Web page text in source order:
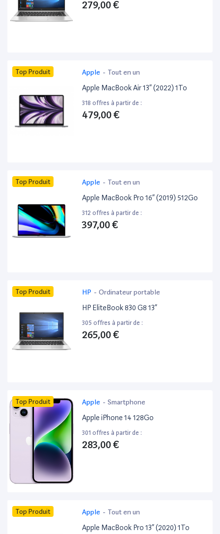
279,00 €
Top Produit Apple - Tout en un
Apple MacBook Air 13” (2022) 1To
318 offres à partir de :
479,00 €
Top Produit Apple - Tout en un
Apple MacBook Pro 16” (2019) 512Go
312 offres à partir de :
397,00 €
Top Produit HP - Ordinateur portable
HP EliteBook 830 G8 13”
305 offres à partir de :
265,00 €
Top Produit Apple - Smartphone
Apple iPhone 14 128Go
301 offres à partir de :
283,00 €
Top Produit Apple - Tout en un
Apple MacBook Pro 13” (2020) 1To